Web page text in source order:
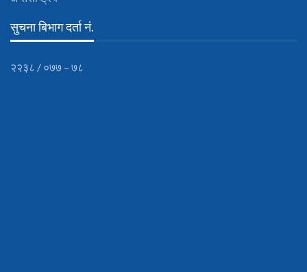
सुचना बिभाग दर्ता नं.
२२३८ / ०७७ – ७८